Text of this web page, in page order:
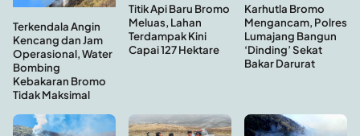
Terkendala Angin
Kencang dan Jam
Operasional, Water
Bombing
Kebakaran Bromo
Tidak Maksimal
Titik Api Baru Bromo
Meluas, Lahan
Terdampak Kini
Capai 127 Hektare
Karhutla Bromo
Mengancam, Polres
Lumajang Bangun
‘Dinding’ Sekat
Bakar Darurat